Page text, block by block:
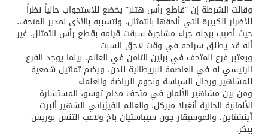
وقالت الشرطة إن "قاطع رأس هتلر" يخضع للاستجواب حالياً نظراً
للأضرار الكبيرة التي ألحقها بالتمثال، ولتسببه بالأذى لمدير المتحف،
حيث أصيب برجله جراء مشاجرة سبقت قيامه بقطع رأس التمثال، غير
أنه قد يطلق سراحه في وقت لاحق السبت.
ويعتبر فرع المتحف في برلين الثامن في العالم، بينما يوجد الفرع
الرئيسي له في العاصمة البريطانية لندن، ويضم تماثيل شمعية
للمشاهير ورجال السياسة ونجوم الرياضة والعلماء.
ومن بين مشاهير الألمان في متحف مدام توسو، المستشارة
الألمانية الحالية أنغيلا ميركل، والعالم الفيزيائي الشهير ألبرت
آينشتاين، والموسيقار جون سيباستيان باخ ولاعب التنس بوريس
بيكر.